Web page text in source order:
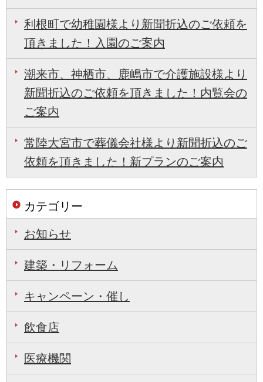
利根町で幼稚園様より新聞折込のご依頼を
頂きました！入園のご案内
潮来市、神栖市、鹿嶋市で介護施設様より
新聞折込のご依頼を頂きました！内覧会の
ご案内
常陸大宮市で葬儀会社様より新聞折込のご
依頼を頂きました！新プランのご案内
カテゴリー
お知らせ
建築・リフォーム
キャンペーン・催し
飲食店
医療機関